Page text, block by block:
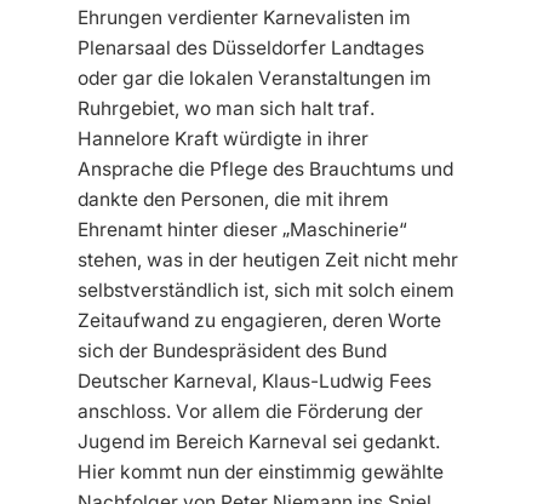
Ehrungen verdienter Karnevalisten im
Plenarsaal des Düsseldorfer Landtages
oder gar die lokalen Veranstaltungen im
Ruhrgebiet, wo man sich halt traf.
Hannelore Kraft würdigte in ihrer
Ansprache die Pflege des Brauchtums und
dankte den Personen, die mit ihrem
Ehrenamt hinter dieser „Maschinerie“
stehen, was in der heutigen Zeit nicht mehr
selbstverständlich ist, sich mit solch einem
Zeitaufwand zu engagieren, deren Worte
sich der Bundespräsident des Bund
Deutscher Karneval, Klaus-Ludwig Fees
anschloss. Vor allem die Förderung der
Jugend im Bereich Karneval sei gedankt.
Hier kommt nun der einstimmig gewählte